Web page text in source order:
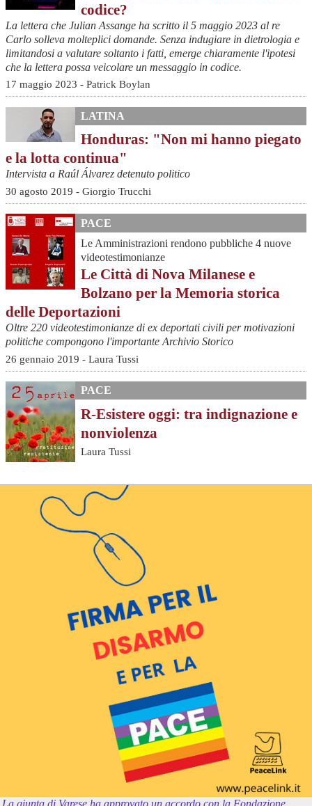
codice?
La lettera che Julian Assange ha scritto il 5 maggio 2023 al re
Carlo solleva molteplici domande. Senza indugiare in dietrologia e
limitandosi a valutare soltanto i fatti, emerge chiaramente l'ipotesi
che la lettera possa veicolare un messaggio in codice.
17 maggio 2023 - Patrick Boylan
LATINA
Honduras: "Non mi hanno piegato
e la lotta continua"
Intervista a Raúl Álvarez detenuto politico
30 agosto 2019 - Giorgio Trucchi
PACE
Le Amministrazioni rendono pubbliche 4 nuove
videotestimonianze
Le Città di Nova Milanese e
Bolzano per la Memoria storica
delle Deportazioni
Oltre 220 videotestimonianze di ex deportati civili per motivazioni
politiche compongono l'importante Archivio Storico
26 gennaio 2019 - Laura Tussi
PACE
R-Esistere oggi: tra indignazione e
nonviolenza
Laura Tussi
La giunta di Varese ha approvato un accordo con la Fondazione